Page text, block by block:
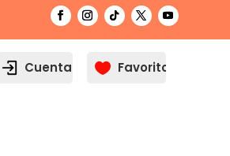
Cuenta  Favoritos